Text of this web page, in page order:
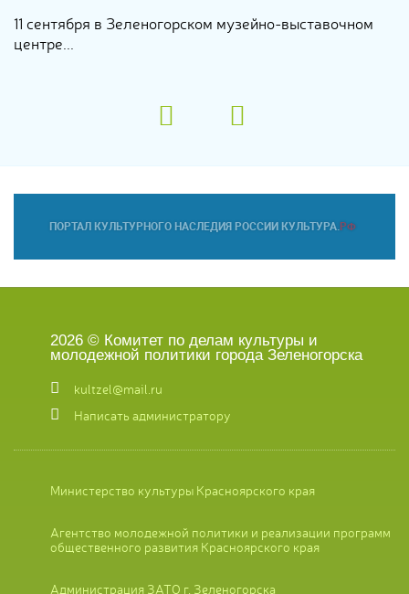
11 сентября в Зеленогорском музейно-выставочном
центре...
2026 © Комитет по делам культуры и
молодежной политики города Зеленогорска
kultzel@mail.ru
Написать администратору
Министерство культуры Красноярского края
Агентство молодежной политики и реализации программ
общественного развития Красноярского края
Администрация ЗАТО г. Зеленогорска